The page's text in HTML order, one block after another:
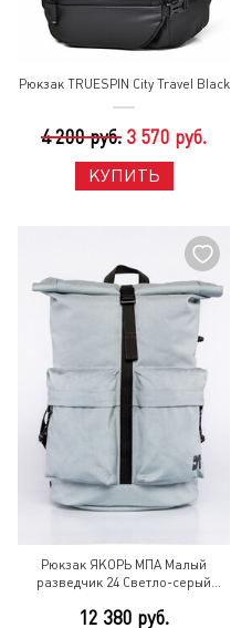
Рюкзак TRUESPIN City Travel Black
4 200 руб. 3 570 руб.
КУПИТЬ
Рюкзак ЯКОРЬ МПА Малый
разведчик 24 Светло-серый
12 380 руб.